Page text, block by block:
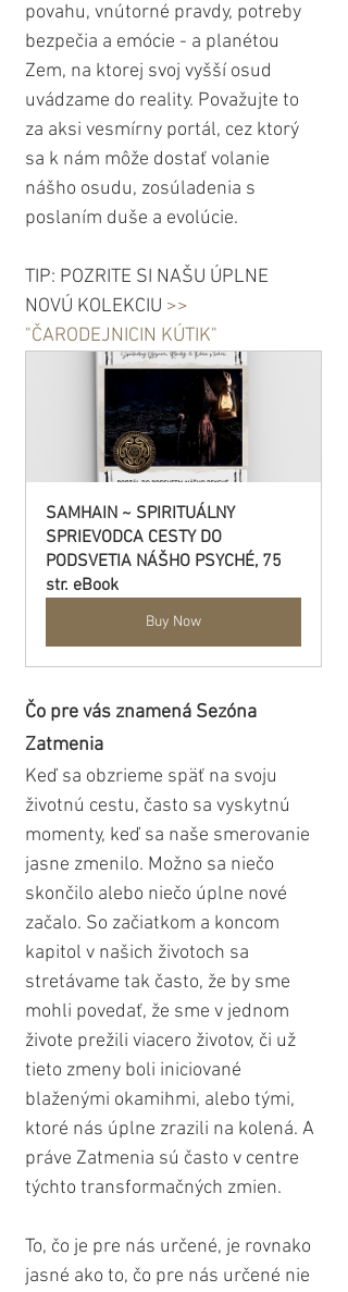
povahu, vnútorné pravdy, potreby
bezpečia a emócie - a planétou
Zem, na ktorej svoj vyšší osud
uvádzame do reality. Považujte to
za aksi vesmírny portál, cez ktorý
sa k nám môže dostať volanie
nášho osudu, zosúladenia s
poslaním duše a evolúcie.
TIP: POZRITE SI NAŠU ÚPLNE
NOVÚ KOLEKCIU >>
"ČARODEJNICIN KÚTIK"
SAMHAIN ~ SPIRITUÁLNY
SPRIEVODCA CESTY DO
PODSVETIA NÁŠHO PSYCHÉ, 75
str. eBook
Buy Now
Čo pre vás znamená Sezóna
Zatmenia
Keď sa obzrieme späť na svoju
životnú cestu, často sa vyskytnú
momenty, keď sa naše smerovanie
jasne zmenilo. Možno sa niečo
skončilo alebo niečo úplne nové
začalo. So začiatkom a koncom
kapitol v našich životoch sa
stretávame tak často, že by sme
mohli povedať, že sme v jednom
živote prežili viacero životov, či už
tieto zmeny boli iniciované
blaženými okamihmi, alebo tými,
ktoré nás úplne zrazili na kolená. A
práve Zatmenia sú často v centre
týchto transformačných zmien.
To, čo je pre nás určené, je rovnako
jasné ako to, čo pre nás určené nie